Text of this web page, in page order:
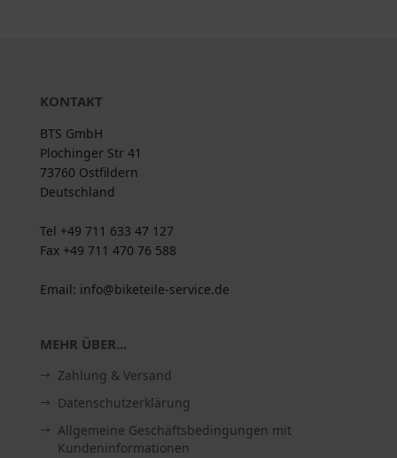
KONTAKT
BTS GmbH
Plochinger Str 41
73760 Ostfildern
Deutschland
Tel +49 711 633 47 127
Fax +49 711 470 76 588
Email: info@biketeile-service.de
MEHR ÜBER...
Zahlung & Versand
Datenschutzerklärung
Allgemeine Geschäftsbedingungen mit
Kundeninformationen